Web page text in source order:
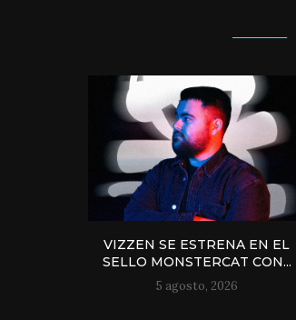
VIZZEN SE ESTRENA EN EL
SELLO MONSTERCAT CON...
5 agosto, 2026